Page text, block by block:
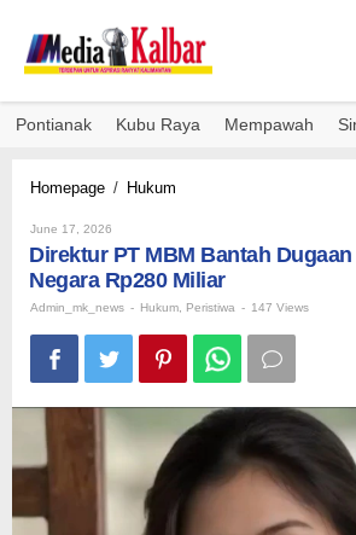
content
Pontianak Kubu Raya Mempawah
Homepage / Hukum
Bantah
Dugaan
Negara
Rp280
Miliar
June 17, 2026
Direktur PT MBM Bantah
Negara Rp280 Miliar
Admin_mk_news - Hukum Peristiwa - 147 Views